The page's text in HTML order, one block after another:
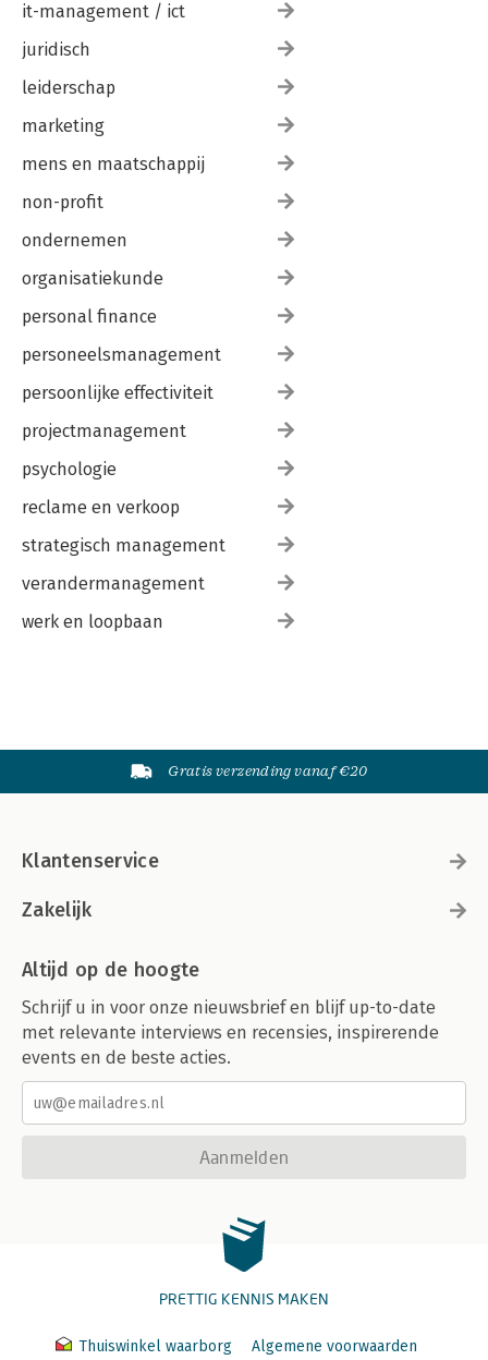
it-management / ict
juridisch
leiderschap
marketing
mens en maatschappij
non-profit
ondernemen
organisatiekunde
personal finance
personeelsmanagement
persoonlijke effectiviteit
projectmanagement
psychologie
reclame en verkoop
strategisch management
verandermanagement
werk en loopbaan
Gratis verzending vanaf €20
Klantenservice
Zakelijk
Altijd op de hoogte
Schrijf u in voor onze nieuwsbrief en blijf up-to-date
met relevante interviews en recensies, inspirerende
events en de beste acties.
Aanmelden
PRETTIG KENNIS MAKEN
Thuiswinkel waarborg Algemene voorwaarden